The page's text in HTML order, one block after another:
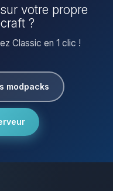
votre propre
?
Classic en 1 clic !
modpacks